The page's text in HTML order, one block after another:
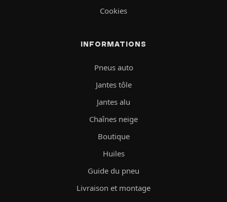
Cookies
INFORMATIONS
Pneus auto
Jantes tôle
Jantes alu
Chaînes neige
Boutique
Huiles
Guide du pneu
Livraison et montage